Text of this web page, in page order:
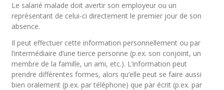
Le salarié malade doit avertir son employeur ou un
représentant de celui-ci directement le premier jour de son
absence.
Il peut effectuer cette information personnellement ou par
l’intermédiaire d’une tierce personne (p.ex. son conjoint, un
membre de la famille, un ami, etc.). L’information peut
prendre différentes formes, alors qu’elle peut se faire aussi
bien oralement (p.ex. par téléphone) que par écrit (p.ex. par